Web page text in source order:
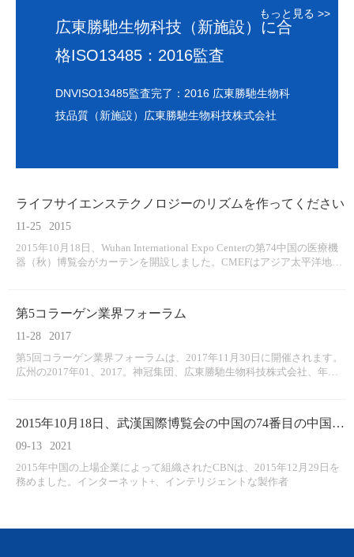
広東勝馳生物科技（新施設）に合
格ISO13485：2016監査
もっと見る >>
DNVISO13485監査完了：2016 広東勝馳生物科
技品質（新施設） 広東勝馳生物科技株式会社
ライフサイエンステクノロジーのリズムを作ってください
11-25
2015
2015年10月18日、Wuhan International Expo Centerの第74中国の医療機
器（秋）博覧会がカーテンを開設しました。CMEFはアジア太平洋地域
第5コラーゲン業界フォーラム
11-28
2017
第5回コラーゲン業界フォーラムは、2017年11月30日に開催されます。
広州の2017年01、2017。神冠集団、広東勝馳生物科技株式会社、年間
2015年10月18日、武漢国際博覧会の中国の74番目の中国の医療機器（秋）の博覧会はカーテンを開設しました、CMEFはアジア太平洋地域最大の医療機器展です。これを満たすために
09-13
2021
2015年中国の上場企業によって組織されたCBNは、2015年12月29日を
務めました。インターネット+、インテリジェントな製作者